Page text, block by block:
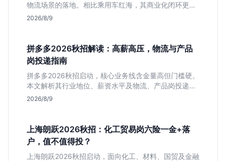
物流场景的落地。相比乘用车红海，其商业化闭环更清
晰，现金流相对健康。本文解读其业务模式、岗位稳定
2026/8/9
拼多多2026秋招解读：高薪高压，物流与产品
岗投递指南
拼多多2026秋招启动，核心业务线含金量高但门槛硬。
本文解析其行业地位、薪资水平及物流、产品岗投递策
略，助你判断是否适合这种高强度职业起步。
2026/8/9
上海朗跃2026秋招：化工贸易岗六险一金+落
户，值不值得投？
上海朗跃2026秋招启动，面向化工、材料、国贸及金融